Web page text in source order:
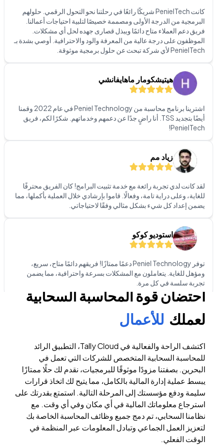
فريق دعم العملاء متاح دائمًا ويبذل قصارى جهده لحل أي مشكلات.
الموظفون على درجة عالية من المعرفة والود والاحترافية. أوصي بشدة بـ
PenielTech لأي شركة تبحث عن حلول برمجية موثوقة.
هيتيشكومار ماهايفانشي
أيضًا بتجديد TSS. أنا راضٍ جدًا عن دعمهم وخدماتهم. شكرًا لكم، فريق
PenielTech!
زياد مم
لقد كانت لدي تجربة رائعة مع خدمة تثبيت البرامج! كان الفريق محترفًا
للغاية، وعلى دراية تامة، وفعالًا. قاموا بإرشادي خلال العملية بأكملها، مما
يضمن إعداد كل شيء بشكل مثالي وفقًا لاحتياجاتي.
استوديو كوكو
توفر Peniel Technology دعمًا ممتازًا! فريقهم دائمًا متاح، سريع،
ومؤهل للغاية. يتعاملون مع المشكلات بسرعة واحترافية، مما يضمن
تجربة سلسة في كل مرة.
فيكتوريا فهد
مسؤول للغاية ويحل المشكلات بسرعة كبيرة. أود أن أقدم شكرًا خاصًا
شخص يبحث عن حلول برمجية، أوصي بشدة بـ Peniel Technology!
ديمبل مولشانداني
لقد سعدت بالعمل مع Peniel Technology، ويمكنني القول بثقة أنهم
تجاوزوا توقعاتي بكل الطرق. من الاستشارة الأولية إلى التنفيذ النهائي
لحلول تكنولوجيا المعلومات لدينا، أظهر فريقهم احترافية لا مثيل لها وخبرة
فنية حقيقية والتزامًا صادقًا بحل تحديات أعمالنا.
احتضان قوة المحاسبة السحابية
لعملك للأعمال
اكتشف الراحة والفعالية في Tally Cloud، التطبيق الرائد
للمحاسبة السحابية المتخصص للشركات التي تعمل في
البحرين. بصفتنا مزودًا موثوقًا للبرمجيات، نقدم لك حلًا ممتازًا
يبسط عملية إدارة المالية بالكامل، مما يتيح لك اتخاذ قرارات
سليمة ودفع مؤسستك إلى المرحلة التالية. استمتع بقدرتك على
استرجاع معلوماتك المالية في أي مكان وفي أي وقت. مع
نظامنا السحابي، تم دمج جميع وظائف المحاسبة الخاصة بك
لتعزيز العمل الجماعي وتبادل المعلومات عبر المنظمة في
الوقت الفعلي.